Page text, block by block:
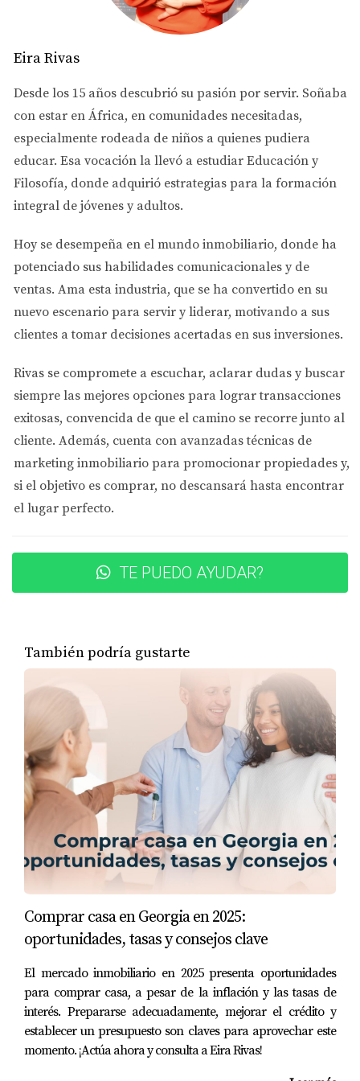
Ubicación y Comunidad
La ubicación es, sin duda, uno de los aspectos más
de reventa, sino también tu calidad de vida diaria.
Investigar sobre las comunidades cercanas, las escuelas,
y las comodidades disponibles puede ayudarte a tomar
una decisión informada. Considera si prefieres vivir
cerca del centro urbano con acceso a restaurantes y
entretenimiento o en un área suburbana más tranquila.
Presupuesto y Costos Ocultos
Es fácil enamorarse de una propiedad sin considerar
todos los costos asociados. Más allá del precio de
compra, hay impuestos sobre la propiedad, seguros y
recomendable hacer un presupuesto detallado para
evitar sorpresas desagradables después de cerrar el
trato.
El Valor de un Agente Inmobiliario
Contar con un agente inmobiliario como Eira Rivas no
solo facilita el proceso, sino que también aporta un valor
puede ayudarte a encontrar propiedades que se ajusten a
tus necesidades y presupuesto. Su experiencia te
CASO ESTUDIO 1: LA
IMPORTANCIA DE LA
UBICACIÓN
Imagina a Laura, quien decidió comprar su primera casa
unifamiliar en Atlanta sin investigar adecuadamente la
ubicación. Se enamoró de una hermosa casa en un
vecindario que parecía perfecto, pero pronto descubrió
que estaba lejos del trabajo y no había buenas escuelas
cercanas para sus hijos. Esto no solo afectó su calidad de
vida, sino que también impactó el valor de reventa
cuando decidió mudarse unos años después. Este caso
resalta la importancia de investigar bien la ubicación
antes de tomar una decisión final.
CASO ESTUDIO 2:
PRESUPUESTO Y COSTOS
Eira Rivas
Desde los 15 años descubrió su pasión por servir. Soñaba
con estar en África, en comunidades necesitadas,
especialmente rodeada de niños a quienes pudiera
educar. Esa vocación la llevó a estudiar Educación y
Filosofía, donde adquirió estrategias para la formación
integral de jóvenes y adultos.
Hoy se desempeña en el mundo inmobiliario, donde ha
potenciado sus habilidades comunicacionales y de
ventas. Ama esta industria, que se ha convertido en su
nuevo escenario para servir y liderar, motivando a sus
clientes a tomar decisiones acertadas en sus inversiones.
Rivas se compromete a escuchar, aclarar dudas y buscar
siempre las mejores opciones para lograr transacciones
exitosas, convencida de que el camino se recorre junto al
cliente. Además, cuenta con avanzadas técnicas de
marketing inmobiliario para promocionar propiedades y,
si el objetivo es comprar, no descansará hasta encontrar
el lugar perfecto.
TE PUEDO AYUDAR?
También podría gustarte
Comprar casa en Georgia en 2025:
oportunidades, tasas y consejos clave
El mercado inmobiliario en 2025 presenta oportunidades
para comprar casa, a pesar de la inflación y las tasas de
interés. Prepararse adecuadamente, mejorar el crédito y
establecer un presupuesto son claves para aprovechar este
momento. ¡Actúa ahora y consulta a Eira Rivas!